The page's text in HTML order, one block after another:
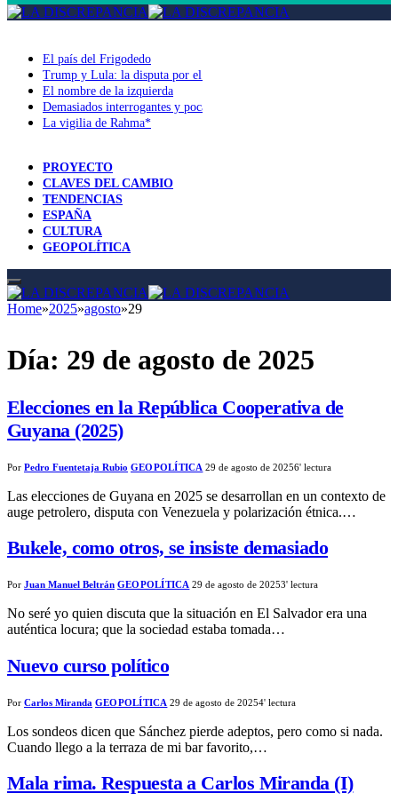
El país del Frigodedo
Trump y Lula: la disputa por el liderazgo de Occidente y del Sur
El nombre de la izquierda
Demasiados interrogantes y pocas respuestas
La vigilia de Rahma*
PROYECTO
CLAVES DEL CAMBIO
TENDENCIAS
ESPAÑA
CULTURA
GEOPOLÍTICA
Home»2025»agosto»29
Día: 29 de agosto de 2025
Elecciones en la República Cooperativa de
Guyana (2025)
Por Pedro Fuentetaja Rubio GEOPOLÍTICA 29 de agosto de 20256' lectura
Las elecciones de Guyana en 2025 se desarrollan en un contexto de
auge petrolero, disputa con Venezuela y polarización étnica.…
Bukele, como otros, se insiste demasiado
Por Juan Manuel Beltrán GEOPOLÍTICA 29 de agosto de 20253' lectura
No seré yo quien discuta que la situación en El Salvador era una
auténtica locura; que la sociedad estaba tomada…
Nuevo curso político
Por Carlos Miranda GEOPOLÍTICA 29 de agosto de 20254' lectura
Los sondeos dicen que Sánchez pierde adeptos, pero como si nada.
Cuando llego a la terraza de mi bar favorito,…
Mala rima. Respuesta a Carlos Miranda (I)